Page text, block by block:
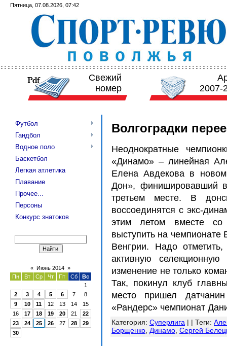
Пятница, 07.08.2026, 07:42
Свежий
номер
2007-
Футбол
Гандбол
Водное поло
Баскетбол
Легкая атлетика
Плавание
Прочее...
Персоны
Конкурс знатоков
« Июнь 2014 »
Пн
Вт Ср Чт Пт Сб
Вс
1
2
3 4 5 6 7
8
9
10 11 12 13 14
15
16
17 18 19 20 21
22
23
24 25 26 27 28
29
30
Волгоградки
Неоднократные
«Динамо» – линейная
Елена Авдекова в новом
Дон», финишировавший
третьем месте. В
воссоединятся с экс-
этим летом вместе со
выступить на чемпионате
Венгрии. Надо
активную
изменение не только
Так, покинул клуб
место пришел
«Рандерс» чемпионат
Категория: Суперлига | | Теги:
Борщенко Динамо Сергей